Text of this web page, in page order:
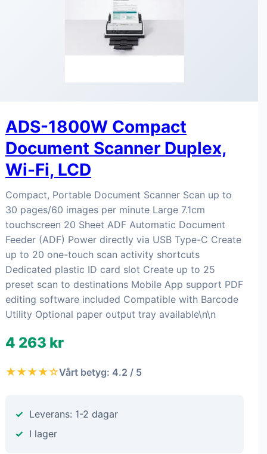
ADS-1800W Compact
Document Scanner Duplex,
Wi-Fi, LCD
Compact, Portable Document Scanner Scan up to
30 pages/60 images per minute Large 7.1cm
touchscreen 20 Sheet ADF Automatic Document
Feeder (ADF) Power directly via USB Type-C Create
up to 20 one-touch scan activity shortcuts
Dedicated plastic ID card slot Create up to 25
preset scan to destinations Mobile App support PDF
editing software included Compatible with Barcode
Utility Optional paper output tray available\n\n
4 263 kr
★★★★☆Vårt betyg: 4.2 / 5
Leverans: 1-2 dagar
I lager